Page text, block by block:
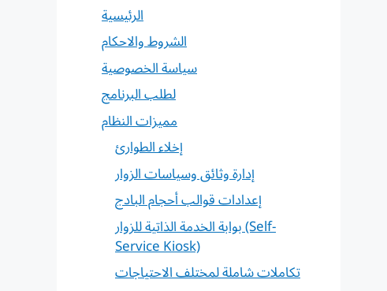
الرئيسية
الشروط والاحكام
سياسة الخصوصية
لطلب البرنامج
مميزات النظام
إخلاء الطوارئ
إدارة وثائق وسياسات الزوار
إعدادات قوالب أحجام البادج
بوابة الخدمة الذاتية للزوار (Self-
Service Kiosk)
تكاملات شاملة لمختلف الاحتياجات